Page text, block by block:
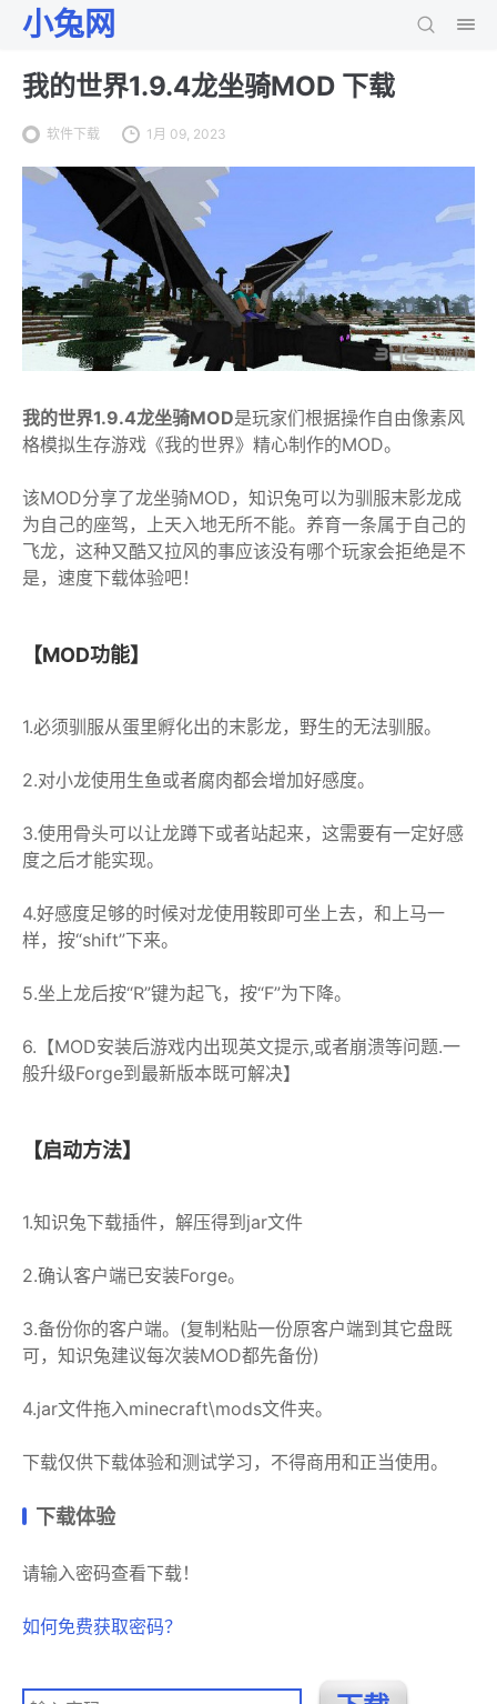
小兔网
我的世界1.9.4龙坐骑MOD 下载
软件下载 1月 09, 2023
我的世界1.9.4龙坐骑MOD是玩家们根据操作自由像素风
格模拟生存游戏《我的世界》精心制作的MOD。
该MOD分享了龙坐骑MOD，知识兔可以为驯服末影龙成
为自己的座驾，上天入地无所不能。养育一条属于自己的
飞龙，这种又酷又拉风的事应该没有哪个玩家会拒绝是不
是，速度下载体验吧！
【MOD功能】
1.必须驯服从蛋里孵化出的末影龙，野生的无法驯服。
2.对小龙使用生鱼或者腐肉都会增加好感度。
3.使用骨头可以让龙蹲下或者站起来，这需要有一定好感
度之后才能实现。
4.好感度足够的时候对龙使用鞍即可坐上去，和上马一
样，按“shift”下来。
5.坐上龙后按“R”键为起飞，按“F”为下降。
6.【MOD安装后游戏内出现英文提示,或者崩溃等问题.一
般升级Forge到最新版本既可解决】
【启动方法】
1.知识兔下载插件，解压得到jar文件
2.确认客户端已安装Forge。
3.备份你的客户端。(复制粘贴一份原客户端到其它盘既
可，知识兔建议每次装MOD都先备份)
4.jar文件拖入minecraft\mods文件夹。
下载仅供下载体验和测试学习，不得商用和正当使用。
下载体验
请输入密码查看下载！
如何免费获取密码？